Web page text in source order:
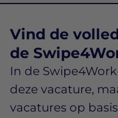
Vind de
de
In de
deze vacature,
vacatures op